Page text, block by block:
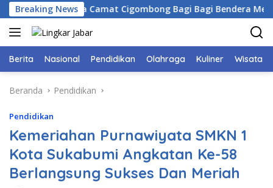
Langsung
ke
konten
Breaking News
Bersama Camat Cigombong Bagi Bagi Bendera Merah
Berita Nasional Pendidikan Olahraga Kuliner Wisata
Beranda Pendidikan
Pendidikan
Kemeriahan Purnawiyata SMKN 1
Kota Sukabumi Angkatan Ke-58
Berlangsung Sukses Dan Meriah